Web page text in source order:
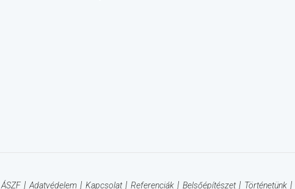
ÁSZF Adatvédelem Kapcsolat Referenciák Belsőépítészet Történetünk